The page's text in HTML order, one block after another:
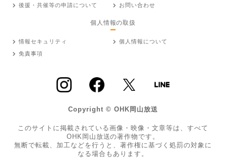
後援・共催等の申請について
お問い合わせ
個人情報の取扱
情報セキュリティ
個人情報について
免責事項
Copyright © OHK岡山放送
このサイトに掲載されている画像・映像・文章等は、すべて
OHK岡山放送の著作物です。
無断で転載、加工などを行うと、著作権に基づく処罰の対象に
なる場合もあります。